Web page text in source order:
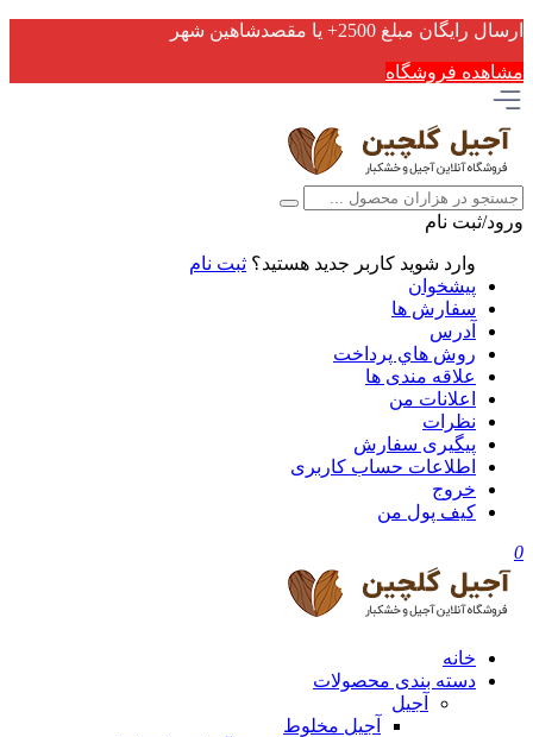
ارسال رایگان مبلغ 2500+ یا مقصدشاهین شهر
مشاهده فروشگاه
ورود/ثبت نام
وارد شوید کاربر جدید هستید؟ ثبت نام
پیشخوان
سفارش ها
آدرس
روش هاي پرداخت
علاقه مندی ها
اعلانات من
نظرات
پیگیری سفارش
اطلاعات حساب كاربری
خروج
کیف پول من
0
خانه
دسته بندی محصولات
آجیل
آجیل مخلوط